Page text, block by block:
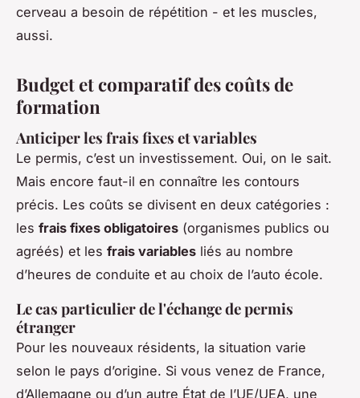
cerveau a besoin de répétition - et les muscles,
aussi.
Budget et comparatif des coûts de
formation
Anticiper les frais fixes et variables
Le permis, c’est un investissement. Oui, on le sait.
Mais encore faut-il en connaître les contours
précis. Les coûts se divisent en deux catégories :
les frais fixes obligatoires (organismes publics ou
agréés) et les frais variables liés au nombre
d’heures de conduite et au choix de l’auto école.
Le cas particulier de l'échange de permis
étranger
Pour les nouveaux résidents, la situation varie
selon le pays d’origine. Si vous venez de France,
d’Allemagne ou d’un autre État de l’UE/UEA, une